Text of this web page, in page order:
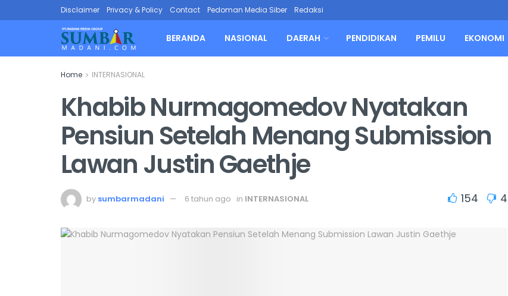
Disclaimer Privacy & Policy Contact Pedoman Media Siber Redaksi
BERANDA NASIONAL DAERAH PENDIDIKAN PEMILU EKONOMI
Home INTERNASIONAL
Khabib Nurmagomedov Nyatakan
Pensiun Setelah Menang Submission
Lawan Justin Gaethje
by sumbarmadani 6 tahun ago in INTERNASIONAL 154 4